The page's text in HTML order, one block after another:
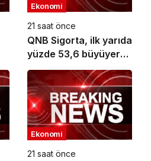
Ekonomi
21 saat önce
QNB Sigorta, ilk yarıda
yüzde 53,6 büyüyerek
10,66 milyar TL prim
üretimine ulaştı
Ekonomi
21 saat önce